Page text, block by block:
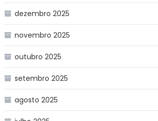
dezembro 2025
novembro 2025
outubro 2025
setembro 2025
agosto 2025